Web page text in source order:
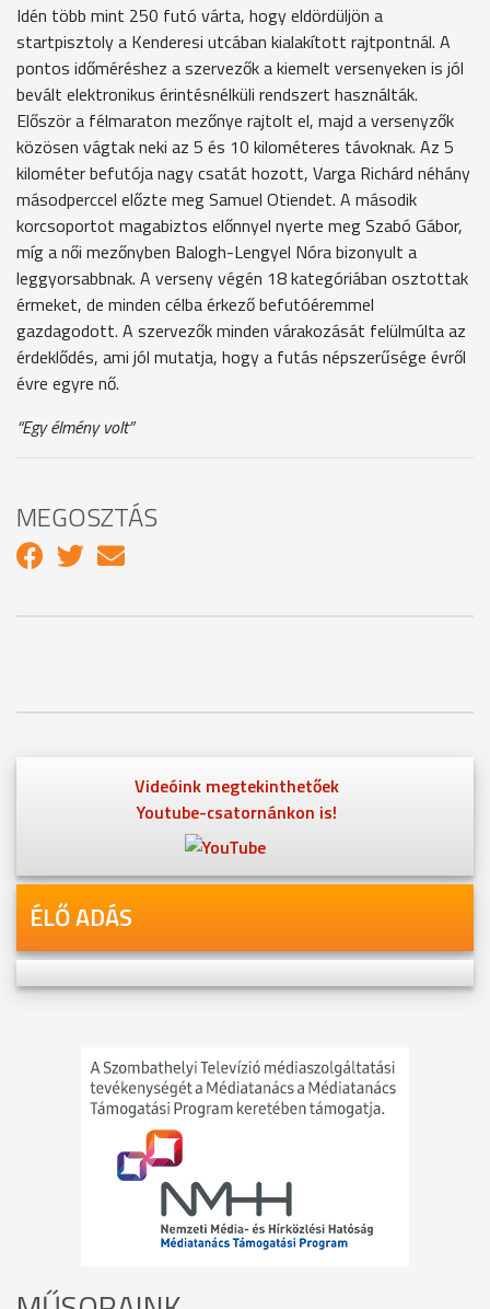
Idén több mint 250 futó várta, hogy eldördüljön a
startpisztoly a Kenderesi utcában kialakított rajtpontnál. A
pontos időméréshez a szervezők a kiemelt versenyeken is jól
bevált elektronikus érintésnélküli rendszert használták.
Először a félmaraton mezőnye rajtolt el, majd a versenyzők
közösen vágtak neki az 5 és 10 kilométeres távoknak. Az 5
kilométer befutója nagy csatát hozott, Varga Richárd néhány
másodperccel előzte meg Samuel Otiendet. A második
korcsoportot magabiztos előnnyel nyerte meg Szabó Gábor,
míg a női mezőnyben Balogh-Lengyel Nóra bizonyult a
leggyorsabbnak. A verseny végén 18 kategóriában osztottak
érmeket, de minden célba érkező befutóéremmel
gazdagodott. A szervezők minden várakozását felülmúlta az
érdeklődés, ami jól mutatja, hogy a futás népszerűsége évről
évre egyre nő.
“Egy élmény volt”
MEGOSZTÁS
Videóink megtekinthetőek
Youtube-csatornánkon is!
ÉLŐ ADÁS